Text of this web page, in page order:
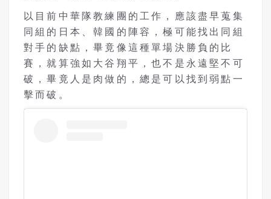
以目前中華隊教練團的工作，應該盡早蒐集
同組的日本、韓國的陣容，極可能找出同組
對手的缺點，畢竟像這種單場決勝負的比
賽，就算強如大谷翔平，也不是永遠堅不可
破，畢竟人是肉做的，總是可以找到弱點一
擊而破。